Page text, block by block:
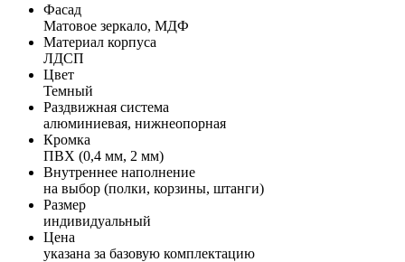
Фасад
Матовое зеркало, МДФ
Материал корпуса
ЛДСП
Цвет
Темный
Раздвижная система
алюминиевая, нижнеопорная
Кромка
ПВХ (0,4 мм, 2 мм)
Внутреннее наполнение
на выбор (полки, корзины, штанги)
Размер
индивидуальный
Цена
указана за базовую комплектацию